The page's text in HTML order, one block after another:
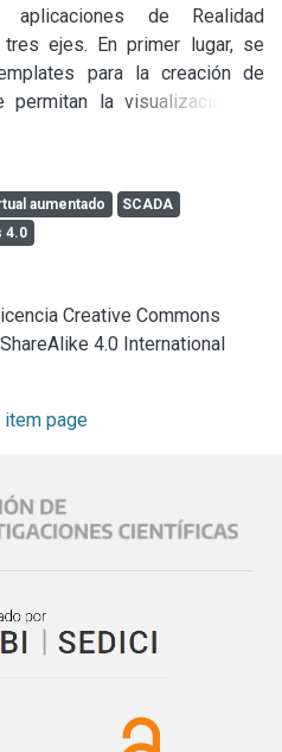
de Realidad
ejes. En primer lugar, se
para la creación de
permitan la visualización de
la captura de marcadores.
rostros, y su integración y
catálogos aumentados. Por
Realidad Aumentada en el
las capacidades de
Control y Adquisición
aumentado
SCADA
4.0
Creative Commons
4.0 International
page